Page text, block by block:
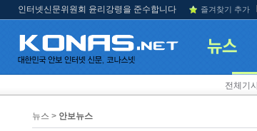
인터넷신문위원회 윤리강령을 준수합니다 즐겨찾기 추가
전체기
뉴스 > 안보뉴스